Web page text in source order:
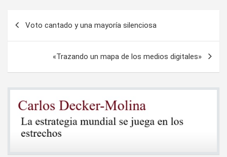
Voto cantado y una mayoría silenciosa
«Trazando un mapa de los medios digitales»